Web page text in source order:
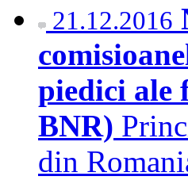
21.12.2016
piedici ale
BNR)
din